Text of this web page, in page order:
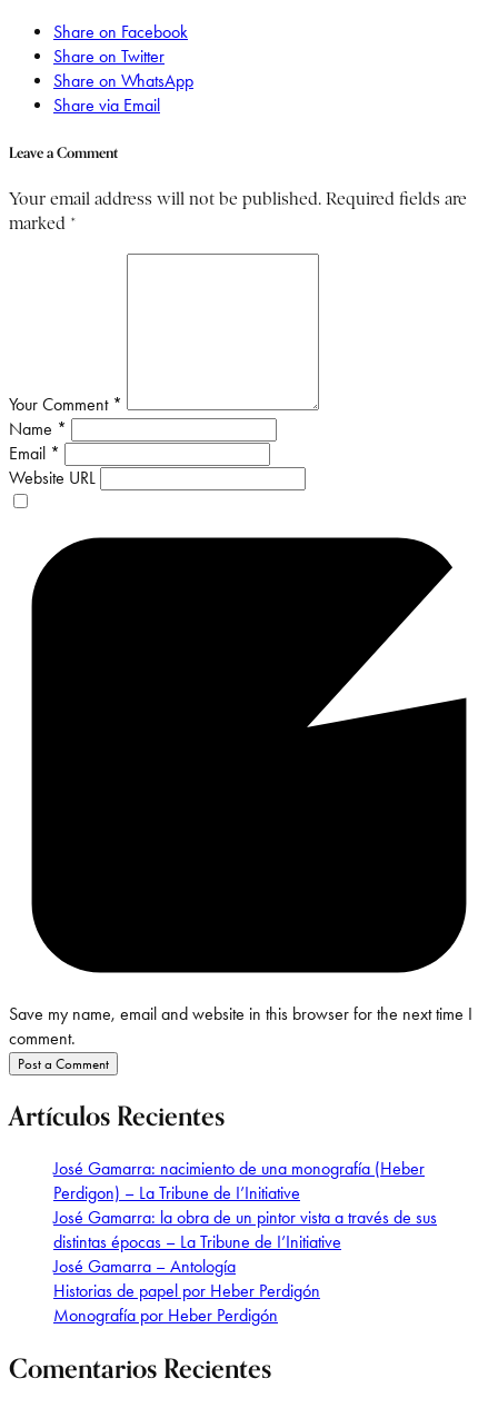
Share on Facebook
Share on Twitter
Share on WhatsApp
Share via Email
Leave a Comment
Your email address will not be published. Required fields are
marked *
Your Comment *
Name *
Email *
Website URL
Save my name, email and website in this browser for the next time I
comment.
Artículos Recientes
José Gamarra: nacimiento de una monografía (Heber
Perdigon) – La Tribune de I’Initiative
José Gamarra: la obra de un pintor vista a través de sus
distintas épocas – La Tribune de I’Initiative
José Gamarra – Antología
Historias de papel por Heber Perdigón
Monografía por Heber Perdigón
Comentarios Recientes